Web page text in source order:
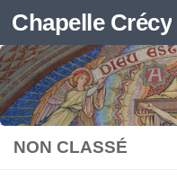
Skip to content
Chapelle Crécy
NON CLASSÉ